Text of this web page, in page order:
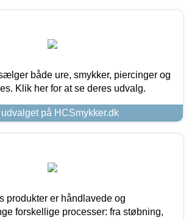
både ure, smykker, piercinger og
Klik her for at se deres udvalg.
på HCSmykker.dk
produkter er håndlavede og
forskellige processer: fra støbning,